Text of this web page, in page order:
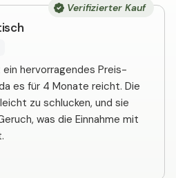
Verifizierter Kauf
hervorragendes Preis-
es für 4 Monate reicht. Die
zu schlucken, und sie
was die Einnahme mit